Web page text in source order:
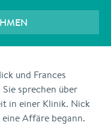
und Frances
sprechen über
in einer Klinik. Nick
Affäre begann.